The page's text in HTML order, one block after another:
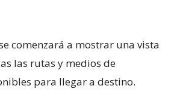
comenzará a mostrar una vista
las rutas y medios de
para llegar a destino.